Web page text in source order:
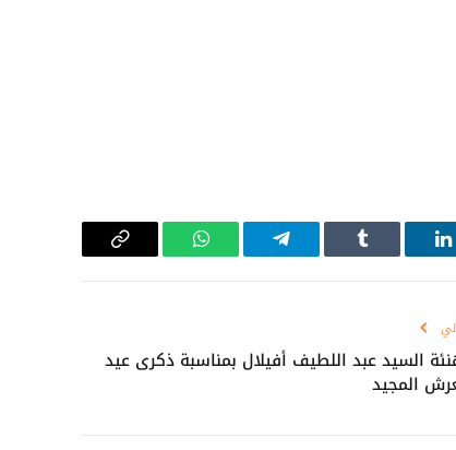
لينكدإن Tumblr تيلقرام واتساب
Copy
السيد عبد اللطيف أفيلال بمناسبة ذكرى عيد
المجيد